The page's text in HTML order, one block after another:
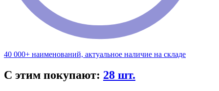
40 000+ наименований, актуальное наличие на складе
С этим покупают: 28 шт.